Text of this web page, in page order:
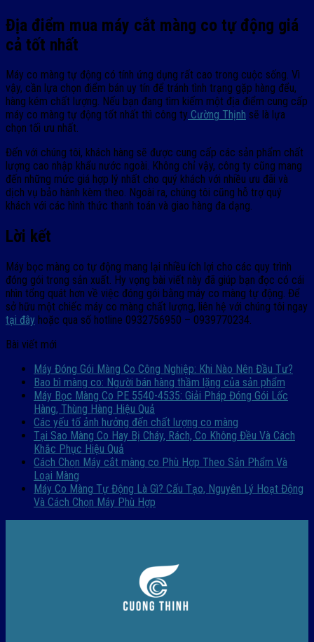
Địa điểm mua máy cắt màng co tự động giá
cả tốt nhất
Máy co màng tự động có tính ứng dụng rất cao trong cuộc sống. Vì
vậy, cần lựa chọn điểm bán uy tín để tránh tình trạng gặp hàng đểu,
hàng kém chất lượng. Nếu bạn đang tìm kiếm một địa điểm cung cấp
máy co màng tự động tốt nhất thì công ty Cường Thịnh sẽ là lựa
chọn tối ưu nhất.
Đến với chúng tôi, khách hàng sẽ được cung cấp các sản phẩm chất
lượng cao nhập khẩu nước ngoài. Không chỉ vậy, công ty cũng mang
đến những mức giá hợp lý nhất cho quý khách với nhiều ưu đãi và
dịch vụ bảo hành kèm theo. Ngoài ra, chúng tôi cũng hỗ trợ quý
khách với các hình thức thanh toán và giao hàng đa dạng.
Lời kết
Máy bọc màng co tự động mang lại nhiều ích lợi cho các quy trình
đóng gói trong sản xuất. Hy vọng bài viết này đã giúp bạn đọc có cái
nhìn tổng quát hơn về việc đóng gói bằng máy co màng tự động. Để
sở hữu một chiếc máy co màng chất lượng, liên hệ với chúng tôi ngay
tại đây hoặc qua số hotline 0932756950 – 0939770234.
Bài viết mới
Máy Đóng Gói Màng Co Công Nghiệp: Khi Nào Nên Đầu Tư?
Bao bì màng co: Người bán hàng thầm lặng của sản phẩm
Máy Bọc Màng Co PE 5540-4535: Giải Pháp Đóng Gói Lốc
Hàng, Thùng Hàng Hiệu Quả
Các yếu tố ảnh hưởng đến chất lượng co màng
Tại Sao Màng Co Hay Bị Cháy, Rách, Co Không Đều Và Cách
Khắc Phục Hiệu Quả
Cách Chọn Máy cắt màng co Phù Hợp Theo Sản Phẩm Và
Loại Màng
Máy Co Màng Tự Động Là Gì? Cấu Tạo, Nguyên Lý Hoạt Động
Và Cách Chọn Máy Phù Hợp